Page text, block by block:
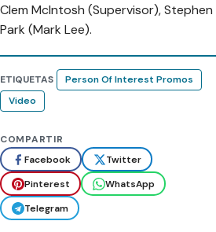
Clem McIntosh (Supervisor), Stephen
Park (Mark Lee).
ETIQUETAS
Person Of Interest Promos
Video
COMPARTIR
Facebook
Twitter
Pinterest
WhatsApp
Telegram